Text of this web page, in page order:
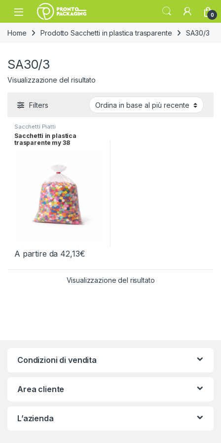
Skip to navigation
Skip to content
Open 0
Home Prodotto Sacchetti in plastica trasparente SA30/3
SA30/3
Visualizzazione del risultato
Filters
Sacchetti Piatti
Sacchetti in plastica
trasparente my 38
A partire da 42,13€
Questo prodotto ha più varianti. Le opzioni possono essere
Visualizzazione del risultato
Condizioni di vendita
Area cliente
L’azienda